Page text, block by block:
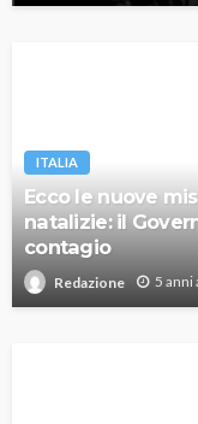
ITALIA
Ecco le nuove
natalizie: il
contagio
Redazione 5 anni